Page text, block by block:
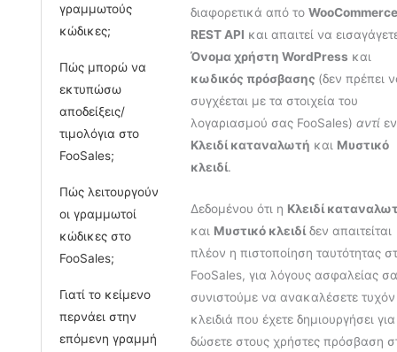
γραμμωτούς
κώδικες;
Πώς μπορώ να
εκτυπώσω
αποδείξεις/
τιμολόγια στο
FooSales;
Πώς λειτουργούν
οι γραμμωτοί
κώδικες στο
FooSales;
Γιατί το κείμενο
περνάει στην
επόμενη γραμμή
διαφορετικά από το WooCommerce
REST API και απαιτεί να
Όνομα χρήστη WordPress και
κωδικός πρόσβασης (δεν πρέπει
συγχέεται με τα στοιχεία του
λογαριασμού σας FooSales) αντί
Κλειδί καταναλωτή και Μυστικό
κλειδί.
Δεδομένου ότι η Κλειδί
και Μυστικό κλειδίδεν απαιτείται
πλέον η πιστοποίηση ταυτότητας
FooSales, για λόγους ασφαλείας
συνιστούμε να ανακαλέσετε τυχόν
κλειδιά που έχετε δημιουργήσει
δώσετε στους χρήστες πρόσβαση